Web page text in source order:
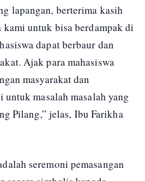
lapangan, berterima kasih
kami untuk bisa berdampak di
dapat berbaur dan
Ajak para mahasiswa
masyarakat dan
masalah masalah yang
Pilang,” jelas, Ibu Farikha
seremoni pemasangan